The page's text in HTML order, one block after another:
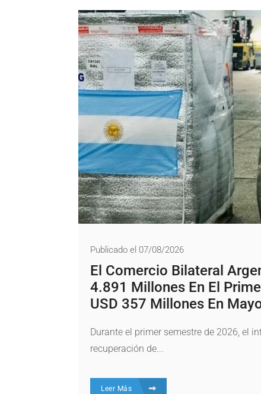
Publicado el 07/08/2026
El Comercio Bilateral
4.891 Millones En El
USD 357 Millones En
Durante el primer semestre de 2026, el
recuperación de...
Leer Más